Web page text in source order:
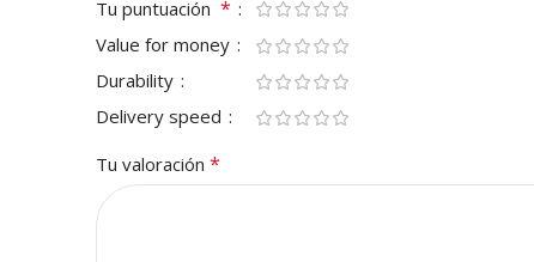
Tu puntuación *
Value for money
Durability
Delivery speed
Tu valoración *